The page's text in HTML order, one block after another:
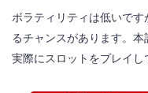
ーナス確率と
ボラティリティは低いです
るチャンスがあります。本
実際にスロットをプレイし